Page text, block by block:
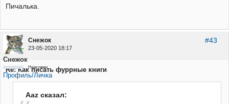
Пичалька.
#43
Снежок
23-05-2020 18:17
Снежок
Неактивен
Профиль/Личка
Re: Как писать фуррные книги
Aaz сказал: